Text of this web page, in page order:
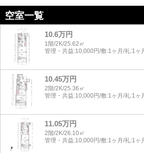
空室一覧
10.6万円
1階/2K/25.62㎡
管理・共益:10,000円/敷:1ヶ月/礼:1ヶ
10.45万円
2階/2K/25.36㎡
管理・共益:10,000円/敷:1ヶ月/礼:1ヶ
11.05万円
2階/2K/26.10㎡
管理・共益:10,000円/敷:1ヶ月/礼:1ヶ